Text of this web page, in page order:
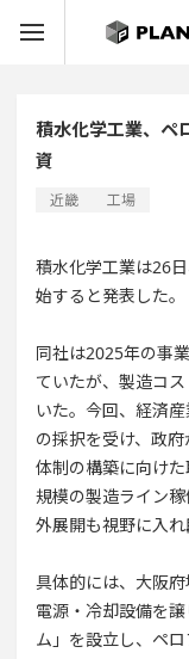
積水化学工業、ペ
資
近畿 工場
積水化学工業は26
始すると発表した。
同社は2025年の事
ていたが、製造コ
いた。今回、経済
の採択を受け、政
体制の構築に向け
規模の製造ライン
外展開も視野に入れ
具体的には、大阪
電源・冷却設備を
ム」を設立し、ペ